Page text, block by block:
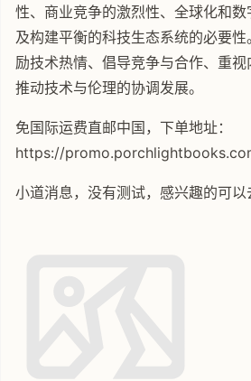
性、商业竞争的激烈性、全球化和
及构建平衡的科技生态系统的必要
励技术热情、倡导竞争与合作、重
推动技术与伦理的协调发展。
免国际运费直邮中国，下单地址：
https://
小道消息，没有测试，感兴趣的可